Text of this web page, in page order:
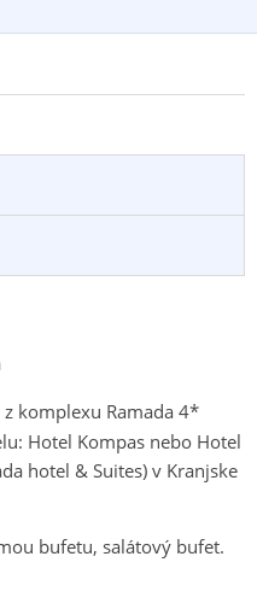
komplexu Ramada 4*
Hotel Kompas nebo Hotel
hotel & Suites) v Kranjske
bufetu, salátový bufet.